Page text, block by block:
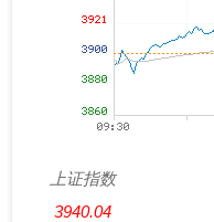
上证指数
3940.04